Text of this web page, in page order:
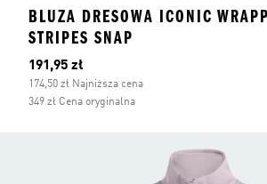
BLUZA DRESOWA ICONIC
STRIPES SNAP
Bieżąca cena
191,95 zł
174,50 zł Najniższa cena
349 zł Cena oryginalna